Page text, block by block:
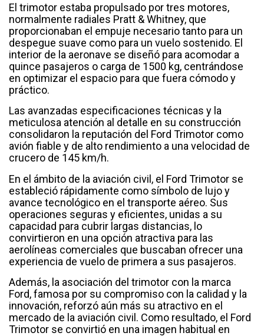
El trimotor estaba propulsado por tres motores,
normalmente radiales Pratt & Whitney, que
proporcionaban el empuje necesario tanto para un
despegue suave como para un vuelo sostenido. El
interior de la aeronave se diseñó para acomodar a
quince pasajeros o carga de 1500 kg, centrándose
en optimizar el espacio para que fuera cómodo y
práctico.
Las avanzadas especificaciones técnicas y la
meticulosa atención al detalle en su construcción
consolidaron la reputación del Ford Trimotor como
avión fiable y de alto rendimiento a una velocidad de
crucero de 145 km/h.
En el ámbito de la aviación civil, el Ford Trimotor se
estableció rápidamente como símbolo de lujo y
avance tecnológico en el transporte aéreo. Sus
operaciones seguras y eficientes, unidas a su
capacidad para cubrir largas distancias, lo
convirtieron en una opción atractiva para las
aerolíneas comerciales que buscaban ofrecer una
experiencia de vuelo de primera a sus pasajeros.
Además, la asociación del trimotor con la marca
Ford, famosa por su compromiso con la calidad y la
innovación, reforzó aún más su atractivo en el
mercado de la aviación civil. Como resultado, el Ford
Trimotor se convirtió en una imagen habitual en